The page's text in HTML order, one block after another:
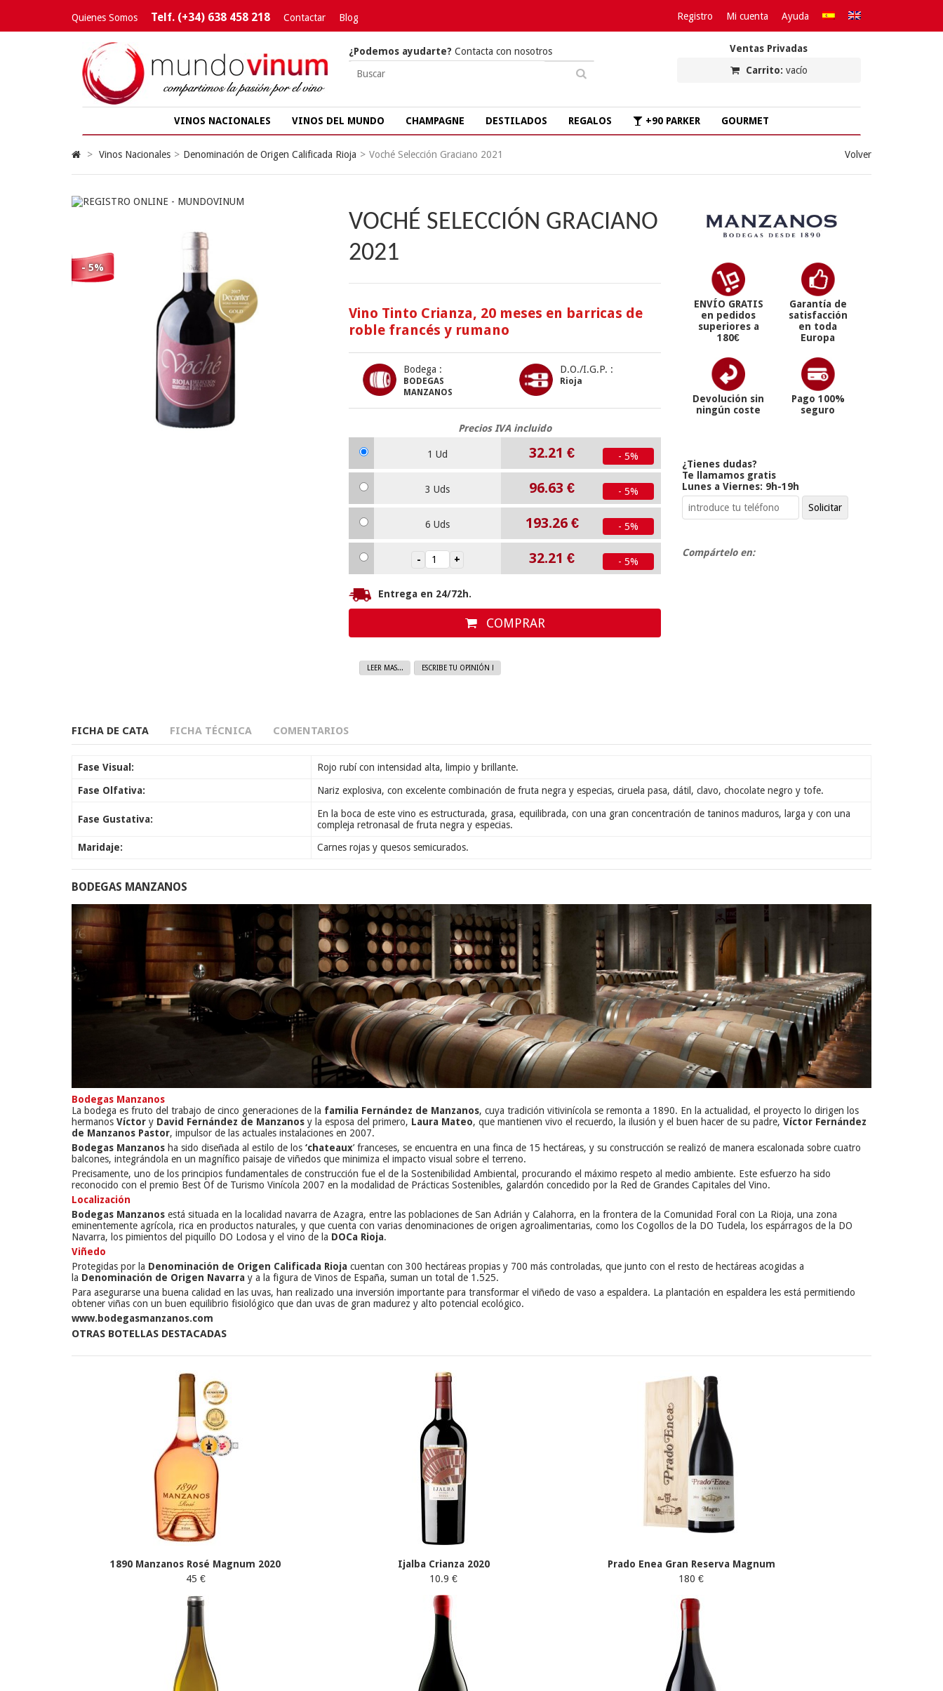
Quienes Somos Telf. (+34) 638 458 218 Contactar Blog Registro Mi cuenta Ayuda
Ventas Privadas
Carrito: vacío
¿Podemos ayudarte? Contacta con nosotros
VINOS NACIONALES VINOS DEL MUNDO CHAMPAGNE DESTILADOS REGALOS +90 PARKER GOURMET
> Vinos Nacionales > Denominación de Origen Calificada Rioja > Voché Selección Graciano 2021 Volver
- 5%
VOCHÉ SELECCIÓN GRACIANO
2021
Vino Tinto Crianza, 20 meses en barricas de
roble francés y rumano
Bodega :
BODEGAS
MANZANOS
D.O./I.G.P. :
Rioja
Precios IVA incluido
1 Ud 32.21€ - 5%
3 Uds 96.63€ - 5%
6 Uds 193.26 € - 5%
32.21€ - 5%
Entrega en 24/72h.
COMPRAR
LEER MAS... ESCRIBE TU OPINIÓN !
ENVÍO GRATIS
en pedidos
superiores a
180€
Garantía de
satisfacción
en toda
Europa
Devolución sin
ningún coste
Pago 100%
seguro
¿Tienes dudas?
Te llamamos gratis
Lunes a Viernes: 9h-19h
Compártelo en:
FICHA DE CATA FICHA TÉCNICA COMENTARIOS
Fase Visual: Rojo rubí con intensidad alta, limpio y brillante.
Fase Olfativa: Nariz explosiva, con excelente combinación de fruta negra y especias, ciruela pasa, dátil, clavo, chocolate negro y tofe.
Fase Gustativa:
En la boca de este vino es estructurada, grasa, equilibrada, con una gran concentración de taninos maduros, larga y con una
compleja retronasal de fruta negra y especias.
Maridaje:
Carnes rojas y quesos semicurados.
BODEGAS MANZANOS
Bodegas Manzanos
La bodega es fruto del trabajo de cinco generaciones de la familia Fernández de Manzanos, cuya tradición vitivinícola se remonta a 1890. En la actualidad, el proyecto lo dirigen los
hermanos Víctor y David Fernández de Manzanos y la esposa del primero, Laura Mateo, que mantienen vivo el recuerdo, la ilusión y el buen hacer de su padre, Víctor Fernández
de Manzanos Pastor, impulsor de las actuales instalaciones en 2007.
Bodegas Manzanos ha sido diseñada al estilo de los ‘chateaux’ franceses, se encuentra en una finca de 15 hectáreas, y su construcción se realizó de manera escalonada sobre cuatro
balcones, integrándola en un magnífico paisaje de viñedos que minimiza el impacto visual sobre el terreno.
Precisamente, uno de los principios fundamentales de construcción fue el de la Sostenibilidad Ambiental, procurando el máximo respeto al medio ambiente. Este esfuerzo ha sido
reconocido con el premio Best Of de Turismo Vinícola 2007 en la modalidad de Prácticas Sostenibles, galardón concedido por la Red de Grandes Capitales del Vino.
Localización
Bodegas Manzanos está situada en la localidad navarra de Azagra, entre las poblaciones de San Adrián y Calahorra, en la frontera de la Comunidad Foral con La Rioja, una zona
eminentemente agrícola, rica en productos naturales, y que cuenta con varias denominaciones de origen agroalimentarias, como los Cogollos de la DO Tudela, los espárragos de la DO
Navarra, los pimientos del piquillo DO Lodosa y el vino de la DOCa Rioja.
Viñedo
Protegidas por la Denominación de Origen Calificada Rioja cuentan con 300 hectáreas propias y 700 más controladas, que junto con el resto de hectáreas acogidas a
la Denominación de Origen Navarra y a la figura de Vinos de España, suman un total de 1.525.
Para asegurarse una buena calidad en las uvas, han realizado una inversión importante para transformar el viñedo de vaso a espaldera. La plantación en espaldera les está permitiendo
obtener viñas con un buen equilibrio fisiológico que dan uvas de gran madurez y alto potencial ecológico.
www.bodegasmanzanos.com
OTRAS BOTELLAS DESTACADAS
1890 Manzanos Rosé Magnum 2020
45 €
Ijalba Crianza 2020
10.9 €
Prado Enea Gran Reserva Magnum
180 €